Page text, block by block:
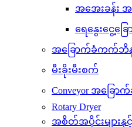
အအေးခန်း အ
ရေနွေးငွေ့ခြ
အခြောက်ခံကက်ဘိ
မီးခိုးမီးစက်
Conveyor အခြော
Rotary Dryer
အစိတ်အပိုင်းများနှ